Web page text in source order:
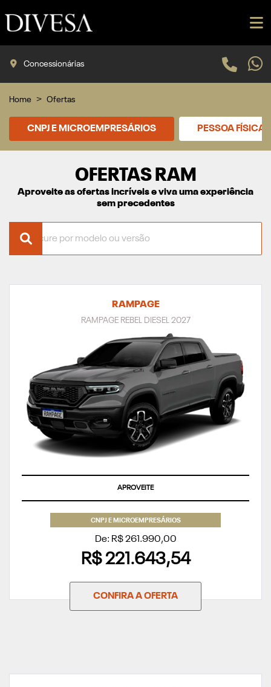
Concessionárias
Home Ofertas
CNPJ E MICROEMPRESÁRIOS PESSOA FÍSICA
OFERTAS RAM
Aproveite as ofertas incríveis e viva uma experiência
sem precedentes
RAMPAGE
RAMPAGE REBEL DIESEL 2027
SUPERVALORIZAÇÃO DO SEU SEMINOVO OU TAXA ZERO
CNPJ E MICROEMPRESÁRIOS
De: R$ 261.990,00
R$ 221.643,54
CONFIRA A OFERTA